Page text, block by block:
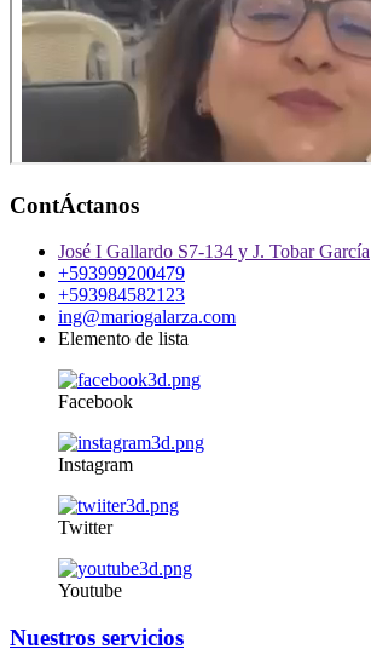
ContÁctanos
José I Gallardo S7-134 y J. Tobar García
+593999200479
+593984582123
ing@mariogalarza.com
Elemento de lista
Facebook
Instagram
Twitter
Youtube
Nuestros servicios